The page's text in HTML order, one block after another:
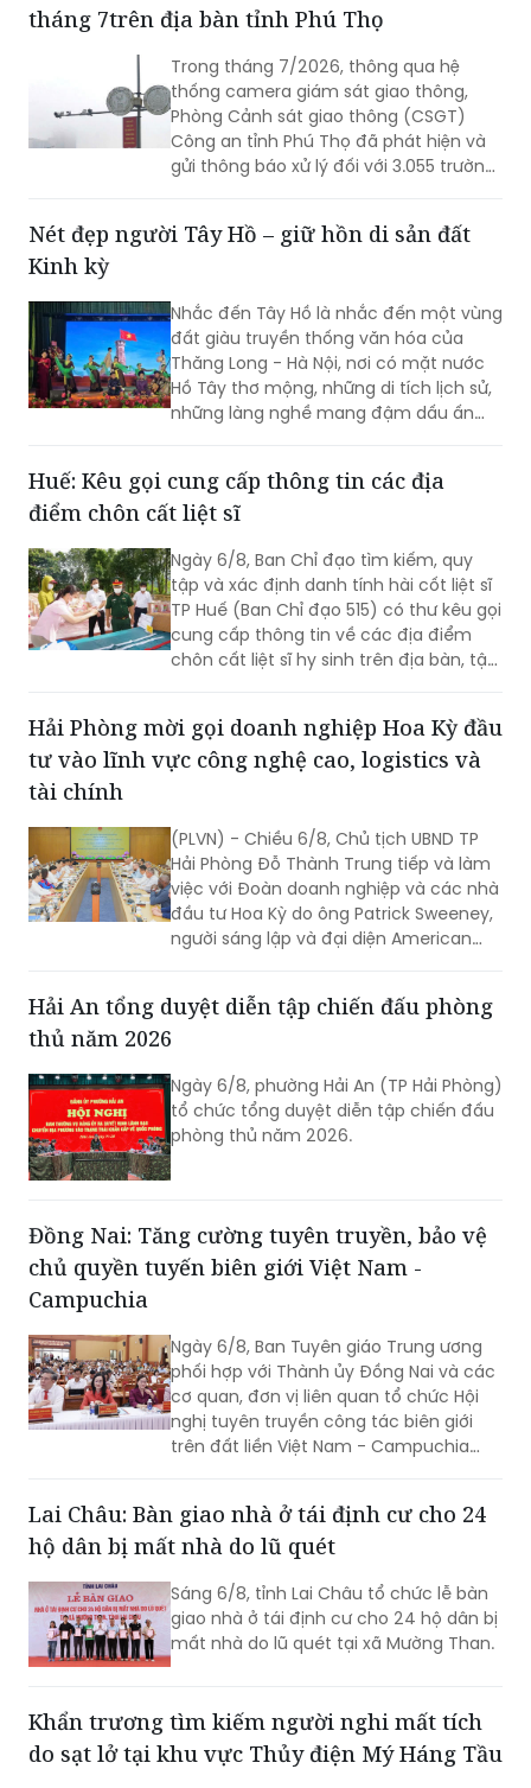
tháng 7trên địa bàn tỉnh Phú Thọ
Trong tháng 7/2026, thông qua hệ
thống camera giám sát giao thông,
Phòng Cảnh sát giao thông (CSGT)
Công an tỉnh Phú Thọ đã phát hiện và
gửi thông báo xử lý đối với 3.055 trường
biến tập trung vào hành vi chạy quá
Nét đẹp người Tây Hồ – giữ hồn di sản đất
Kinh kỳ
Nhắc đến Tây Hồ là nhắc đến một vùng
đất giàu truyền thống văn hóa của
Thăng Long - Hà Nội, nơi có mặt nước
Hồ Tây thơ mộng, những di tích lịch sử,
những làng nghề mang đậm dấu ấn
nghìn năm văn hiến.
Huế: Kêu gọi cung cấp thông tin các địa
điểm chôn cất liệt sĩ
Ngày 6/8, Ban Chỉ đạo tìm kiếm, quy
tập và xác định danh tính hài cốt liệt sĩ
TP Huế (Ban Chỉ đạo 515) có thư kêu gọi
cung cấp thông tin về các địa điểm
chôn cất liệt sĩ hy sinh trên địa bàn, tập
và khu vực sông Truồi (xã Lộc An).
Hải Phòng mời gọi doanh nghiệp Hoa Kỳ đầu
tư vào lĩnh vực công nghệ cao, logistics và
tài chính
(PLVN) - Chiều 6/8, Chủ tịch UBND TP
Hải Phòng Đỗ Thành Trung tiếp và làm
việc với Đoàn doanh nghiệp và các nhà
đầu tư Hoa Kỳ do ông Patrick Sweeney,
người sáng lập và đại diện American
tìm hiểu cơ hội đầu tư tại Hải Phòng.
Hải An tổng duyệt diễn tập chiến đấu phòng
thủ năm 2026
Ngày 6/8, phường Hải An (TP Hải Phòng)
tổ chức tổng duyệt diễn tập chiến đấu
phòng thủ năm 2026.
Đồng Nai: Tăng cường tuyên truyền, bảo vệ
chủ quyền tuyến biên giới Việt Nam -
Campuchia
Ngày 6/8, Ban Tuyên giáo Trung ương
phối hợp với Thành ủy Đồng Nai và các
cơ quan, đơn vị liên quan tổ chức Hội
nghị tuyên truyền công tác biên giới
trên đất liền Việt Nam - Campuchia
Lai Châu: Bàn giao nhà ở tái định cư cho 24
hộ dân bị mất nhà do lũ quét
Sáng 6/8, tỉnh Lai Châu tổ chức lễ bàn
giao nhà ở tái định cư cho 24 hộ dân bị
mất nhà do lũ quét tại xã Mường Than.
Khẩn trương tìm kiếm người nghi mất tích
do sạt lở tại khu vực Thủy điện Mý Háng Tầu